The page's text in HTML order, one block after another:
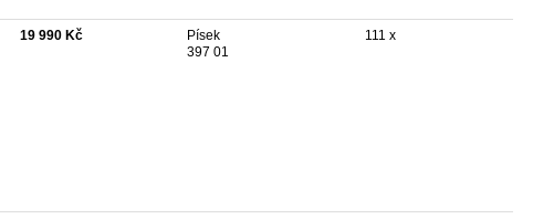
19 990 Kč
Písek
397 01
111 x